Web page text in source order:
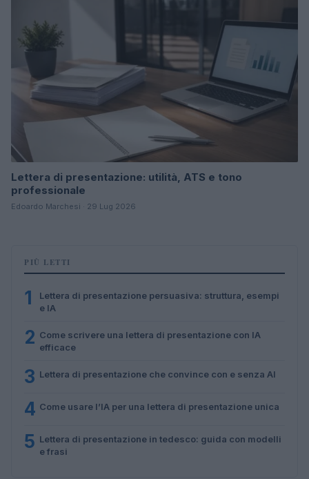
Lettera di presentazione: utilità, ATS e tono
professionale
Edoardo Marchesi · 29 Lug 2026
PIÙ LETTI
1
Lettera di presentazione persuasiva: struttura, esempi
e IA
2 Come scrivere una lettera di presentazione con IA
efficace
3 Lettera di presentazione che convince con e senza AI
4 Come usare l’IA per una lettera di presentazione unica
5 Lettera di presentazione in tedesco: guida con modelli
e frasi